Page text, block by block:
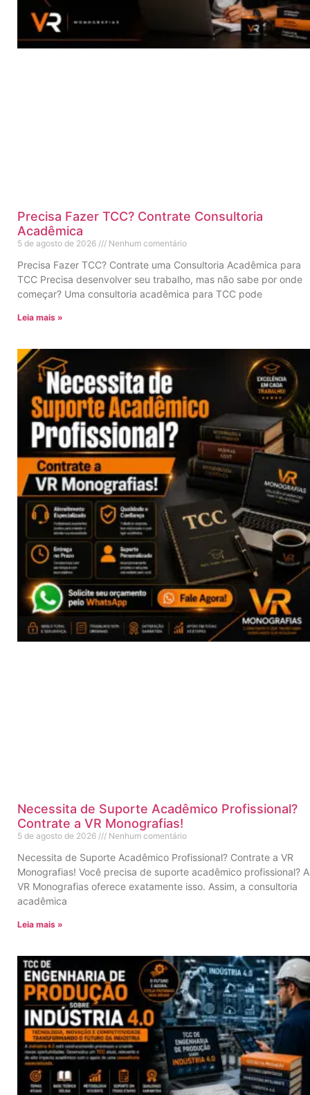
Precisa Fazer TCC? Contrate Consultoria
Acadêmica
5 de agosto de 2026 Nenhum comentário
Precisa Fazer TCC? Contrate uma Consultoria Acadêmica para
TCC Precisa desenvolver seu trabalho, mas não sabe por onde
começar? Uma consultoria acadêmica para TCC pode
Leia mais »
Necessita de Suporte Acadêmico Profissional?
Contrate a VR Monografias!
5 de agosto de 2026 Nenhum comentário
Necessita de Suporte Acadêmico Profissional? Contrate a VR
Monografias! Você precisa de suporte acadêmico profissional? A
VR Monografias oferece exatamente isso. Assim, a consultoria
acadêmica
Leia mais »